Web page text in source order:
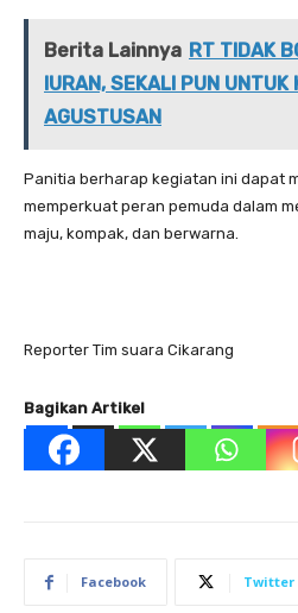
Berita Lainnya RT TIDAK
IURAN, SEKALI PUN UNTUK
AGUSTUSAN
Panitia berharap kegiatan ini dapat
memperkuat peran pemuda dalam
maju, kompak, dan berwarna.
Reporter Tim suara Cikarang
Bagikan Artikel
Facebook Twitter